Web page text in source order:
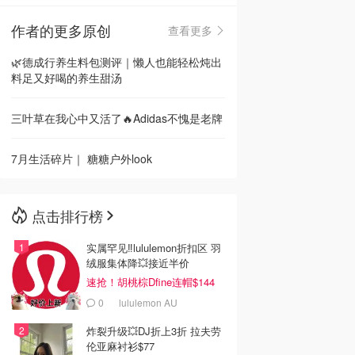
🇳🇿新西兰
作者的更多原创
查看更多
🌿德成行养生料包测评｜懒人也能轻松炖出
料足又好喝的养生甜汤
三叶草在我心中又活了🔥Adidas不愧是老牌
7月生活碎片｜ 糖糖户外look
点击排行榜
实属罕见‼️lululemon折扣区 羽
绒服集体降💥接近半价
速抢！胡桃棕Dfine连帽$144
0 lululemon AU
炸裂升级💥DJ折上3折 拉夫劳
伦亚麻衬衫$77